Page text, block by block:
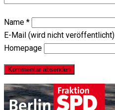
Name *
E-Mail (wird nicht veröffentlicht)
Homepage